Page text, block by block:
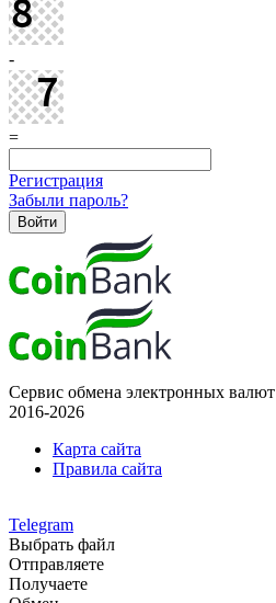
-
=
Регистрация
Забыли пароль?
Сервис обмена электронных валют
2016-2026
Карта сайта
Правила сайта
Telegram
Выбрать файл
Отправляете
Получаете